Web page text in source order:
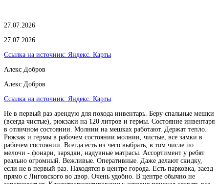
27.07.2026
27.07.2026
Ссылка на источник: Яндекс. Карты
Алекс Добров
Алекс Добров
Ссылка на источник: Яндекс. Карты
Не в первый раз арендую для похода инвентарь. Беру спальные мешки
(всегда чистые), рюкзаки на 120 литров и гермы. Состояние инвентаря
в отличном состоянии. Молнии на мешках работают. Держат тепло.
Рюкзак и гермы в рабочем состоянии молнии, чистые, все замки в
рабочем состоянии. Всегда есть из чего выбрать, в том числе по
мелочи - фонари, зарядки, надувные матрасы. Ассортимент у ребят
реально огромный. Вежливые. Оперативные. Даже делают скидку,
если не в первый раз. Находятся в центре города. Есть парковка, заезд
прямо с Лиговского во двор. Очень удобно. В центре обычно не